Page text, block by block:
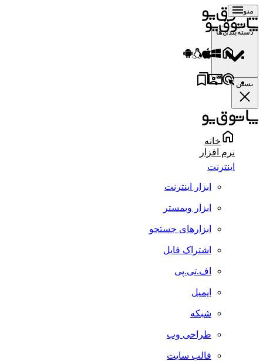
منو
دسته‌بندی‌ها
بستن
خانه
نرم افزار
اینترنت
ابزار اینترنت
ابزار وبمستر
ابزارهای جستجو
اشتراک فایل
اف.تی.پی
ایمیل
شبکه
طراحی وب
قالب سایت